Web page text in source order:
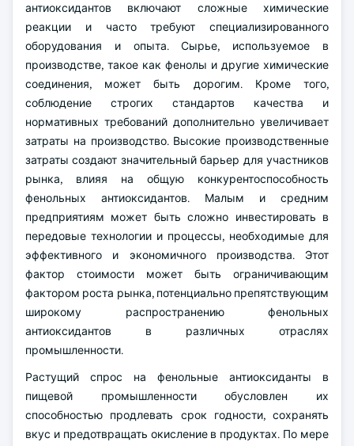
антиоксидантов включают сложные химические
реакции и часто требуют специализированного
оборудования и опыта. Сырье, используемое в
производстве, такое как фенолы и другие химические
соединения, может быть дорогим. Кроме того,
соблюдение строгих стандартов качества и
нормативных требований дополнительно увеличивает
затраты на производство. Высокие производственные
затраты создают значительный барьер для участников
рынка, влияя на общую конкурентоспособность
фенольных антиоксидантов. Малым и средним
предприятиям может быть сложно инвестировать в
передовые технологии и процессы, необходимые для
эффективного и экономичного производства. Этот
фактор стоимости может быть ограничивающим
фактором роста рынка, потенциально препятствующим
широкому распространению фенольных
антиоксидантов в различных отраслях
промышленности.
Растущий спрос на фенольные антиоксиданты в
пищевой промышленности обусловлен их
способностью продлевать срок годности, сохранять
вкус и предотвращать окисление в продуктах. По мере